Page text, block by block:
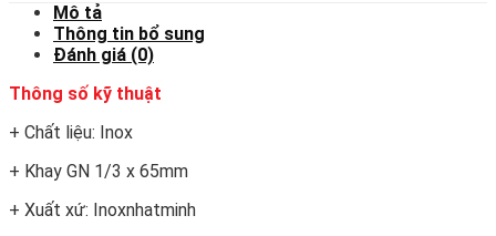
Mô tả
Thông tin bổ sung
Đánh giá (0)
Thông số kỹ thuật
+ Chất liệu: Inox
+ Khay GN 1/3 x 65mm
+ Xuất xứ: Inoxnhatminh